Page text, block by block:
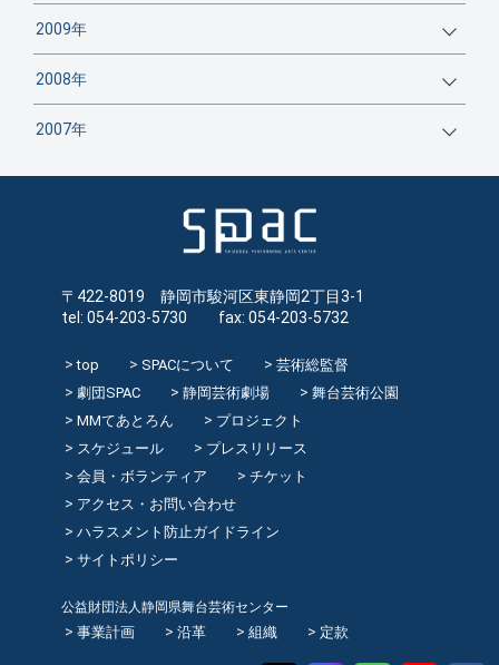
2009年
2008年
2007年
〒422-8019 静岡市駿河区東静岡2丁目3-1
tel: 054-203-5730 fax: 054-203-5732
top SPACについて
芸術総監督
劇団SPAC
静岡芸術劇場
舞台芸術公園
MMてあとろん
プロジェクト
スケジュール
プレスリリース
会員・ボランティア
チケット
アクセス・お問い合わせ
ハラスメント防止ガイドライン
サイトポリシー
公益財団法人静岡県舞台芸術センター
事業計画 沿革 組織 定款